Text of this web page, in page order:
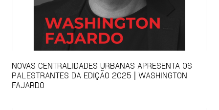
NOVAS CENTRALIDADES URBANAS APRESENTA OS
PALESTRANTES DA EDIÇÃO 2025 | WASHINGTON
FAJARDO